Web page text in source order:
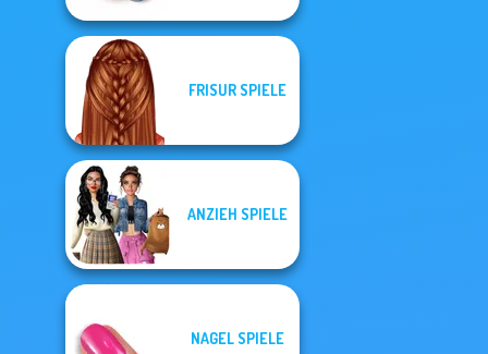
FRISUR SPIELE
ANZIEH SPIELE
NAGEL SPIELE